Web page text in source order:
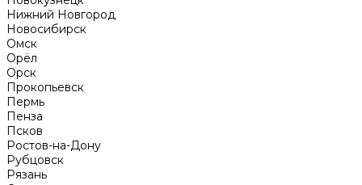
Нижний Новгород
Новосибирск
Омск
Орёл
Орск
Прокопьевск
Пермь
Пенза
Псков
Ростов-на-Дону
Рубцовск
Рязань